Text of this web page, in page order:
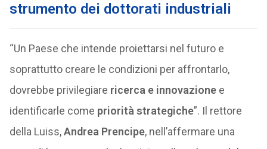
strumento dei dottorati industriali
“Un Paese che intende proiettarsi nel futuro e
soprattutto creare le condizioni per affrontarlo,
dovrebbe privilegiare ricerca e innovazionee
identificarle come priorità strategiche”. Il rettore
della Luiss,Andrea Prencipe, nell’affermare una